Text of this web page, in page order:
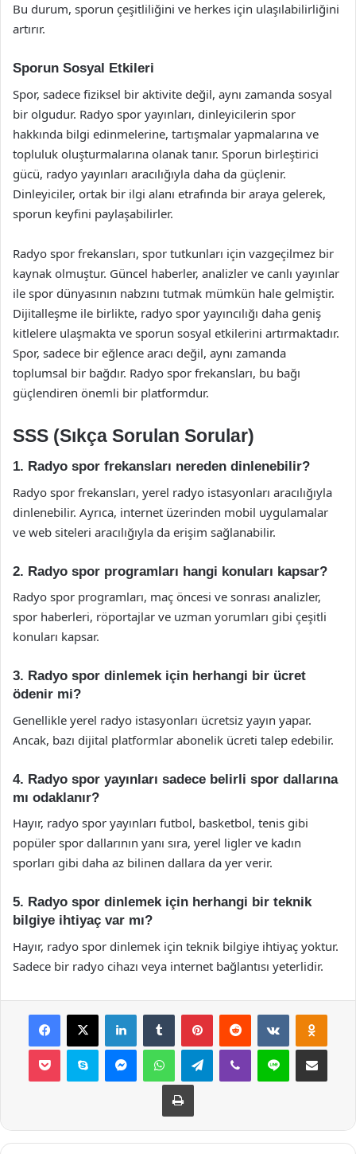
Bu durum, sporun çeşitliliğini ve herkes için ulaşılabilirliğini
artırır.
Sporun Sosyal Etkileri
Spor, sadece fiziksel bir aktivite değil, aynı zamanda sosyal
bir olgudur. Radyo spor yayınları, dinleyicilerin spor
hakkında bilgi edinmelerine, tartışmalar yapmalarına ve
topluluk oluşturmalarına olanak tanır. Sporun birleştirici
gücü, radyo yayınları aracılığıyla daha da güçlenir.
Dinleyiciler, ortak bir ilgi alanı etrafında bir araya gelerek,
sporun keyfini paylaşabilirler.
Radyo spor frekansları, spor tutkunları için vazgeçilmez bir
kaynak olmuştur. Güncel haberler, analizler ve canlı yayınlar
ile spor dünyasının nabzını tutmak mümkün hale gelmiştir.
Dijitalleşme ile birlikte, radyo spor yayıncılığı daha geniş
kitlelere ulaşmakta ve sporun sosyal etkilerini artırmaktadır.
Spor, sadece bir eğlence aracı değil, aynı zamanda
toplumsal bir bağdır. Radyo spor frekansları, bu bağı
güçlendiren önemli bir platformdur.
SSS (Sıkça Sorulan Sorular)
1. Radyo spor frekansları nereden dinlenebilir?
Radyo spor frekansları, yerel radyo istasyonları aracılığıyla
dinlenebilir. Ayrıca, internet üzerinden mobil uygulamalar
ve web siteleri aracılığıyla da erişim sağlanabilir.
2. Radyo spor programları hangi konuları kapsar?
Radyo spor programları, maç öncesi ve sonrası analizler,
spor haberleri, röportajlar ve uzman yorumları gibi çeşitli
konuları kapsar.
3. Radyo spor dinlemek için herhangi bir ücret
ödenir mi?
Genellikle yerel radyo istasyonları ücretsiz yayın yapar.
Ancak, bazı dijital platformlar abonelik ücreti talep edebilir.
4. Radyo spor yayınları sadece belirli spor dallarına
mı odaklanır?
Hayır, radyo spor yayınları futbol, basketbol, tenis gibi
popüler spor dallarının yanı sıra, yerel ligler ve kadın
sporları gibi daha az bilinen dallara da yer verir.
5. Radyo spor dinlemek için herhangi bir teknik
bilgiye ihtiyaç var mı?
Hayır, radyo spor dinlemek için teknik bilgiye ihtiyaç yoktur.
Sadece bir radyo cihazı veya internet bağlantısı yeterlidir.
Facebook
X LinkedInTumblr PinterestReddit VKontakte
Pocket Skype MessengerWhatsAppTelegramViber Line E-Posta ile
Yazdır